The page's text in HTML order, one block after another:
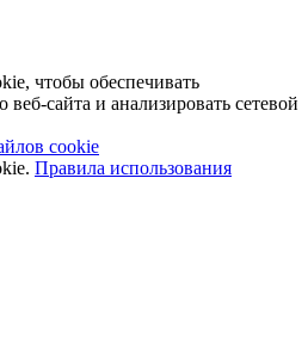
чтобы обеспечивать
сайта и анализировать сетевой
cookie
Правила использования